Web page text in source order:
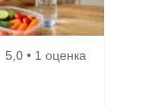
5,0 • 1 оценка